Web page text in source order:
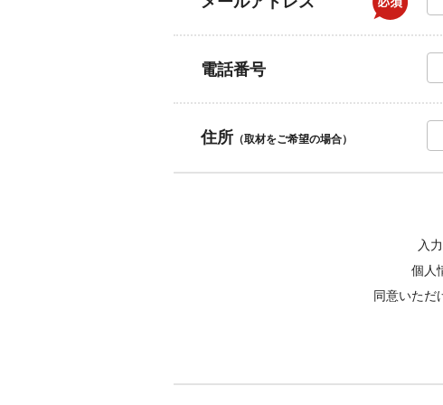
電話番号
住所 （取材をご希望の場合）
入
個人
同意いただ